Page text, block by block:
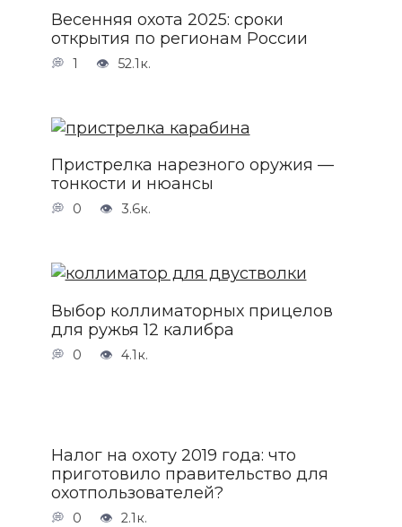
Весенняя охота 2025: сроки
открытия по регионам России
1 52.1к.
Пристрелка нарезного оружия —
тонкости и нюансы
0 3.6к.
Выбор коллиматорных прицелов
для ружья 12 калибра
0 4.1к.
Налог на охоту 2019 года: что
приготовило правительство для
охотпользователей?
0 2.1к.